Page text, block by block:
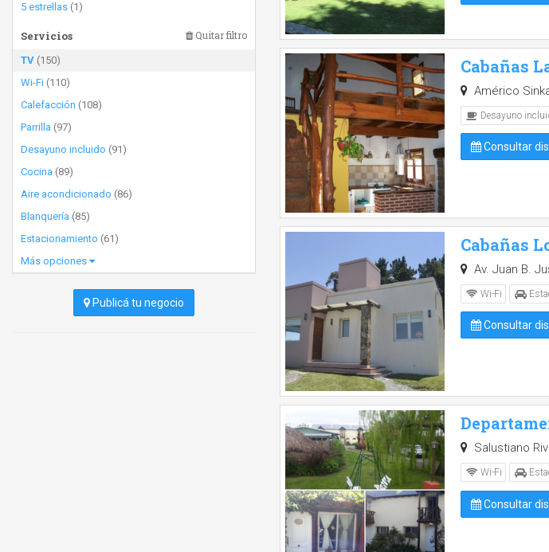
5 estrellas (1)
Servicios Quitar filtro
TV (150)
Wi-Fi (110)
Calefacción (108)
Parrilla (97)
Desayuno incluido (91)
Cocina (89)
Aire acondicionado (86)
Blanquería (85)
Estacionamiento (61)
Más opciones
Publicá tu negocio
Cabañas
Américo
Desayuno
Consultar
Cabañas
Av. Juan B.
Wi-Fi
Consultar
Salustiano
Wi-Fi
Consultar